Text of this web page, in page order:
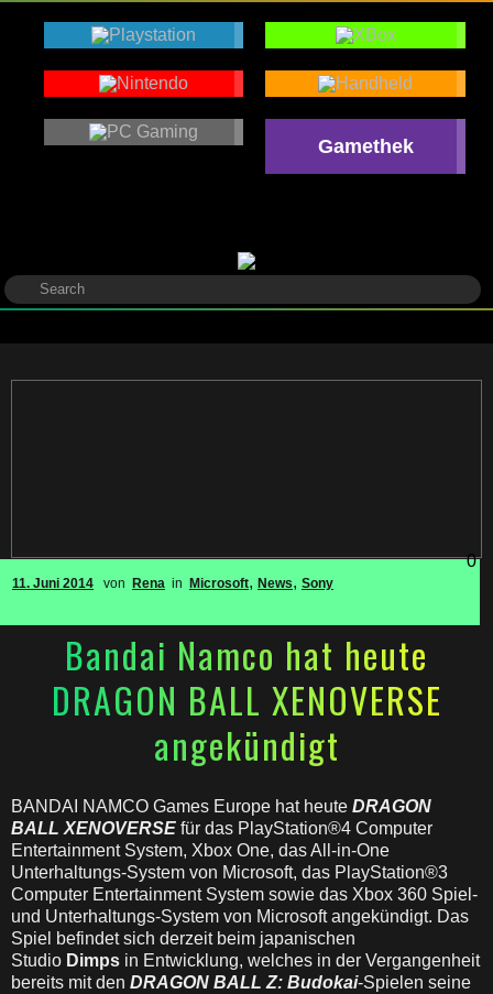
Gamethek
11. Juni 2014 von Rena in Microsoft, News, Sony
0
Bandai Namco hat heute
DRAGON BALL XENOVERSE
angekündigt
BANDAI NAMCO Games Europe hat heute DRAGON
BALL XENOVERSE für das PlayStation®4 Computer
Entertainment System, Xbox One, das All-in-One
Unterhaltungs-System von Microsoft, das PlayStation®3
Computer Entertainment System sowie das Xbox 360 Spiel-
und Unterhaltungs-System von Microsoft angekündigt. Das
Spiel befindet sich derzeit beim japanischen
Studio Dimps in Entwicklung, welches in der Vergangenheit
bereits mit den DRAGON BALL Z: Budokai-Spielen seine